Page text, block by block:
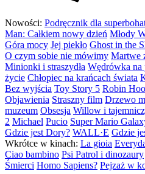
Nowości: Podręcznik dla
Man: Całkiem nowy dzień Młody
Góra mocy Jej piekło Ghost in the
O czym sobie nie mówimy Martwe
Minionki i straszydła Wędrówka na
życie Chłopiec na krańcach świata
Bez wyjścia Toy Story 5 Robin
Objawienia Straszny film Drzewo
muzeum Obsesja Willow i
2 Michael Pucio Super Mario
Gdzie jest Dory? WALL·E Gdzie
Wkrótce w kinach: La gioia
Ciao bambino Psi Patrol i dinozaury
Śmierci Homo Sapiens? Pejzaż w